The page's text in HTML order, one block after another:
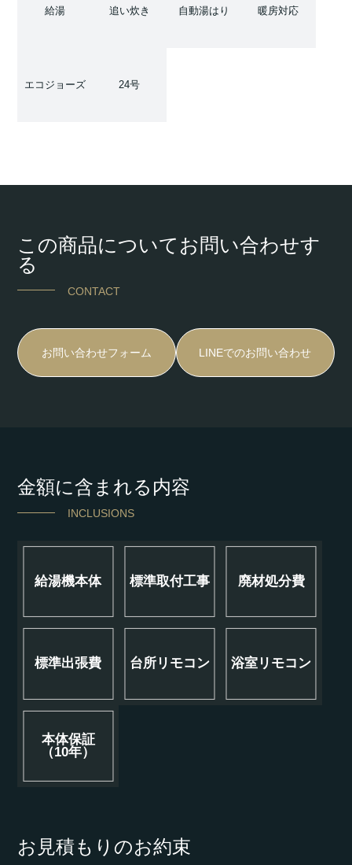
給湯 追い炊き 自動湯はり 暖房対応
エコジョーズ 24号
この商品についてお問い合わせす
る
CONTACT
お問い合わせフォーム LINEでのお問い合わせ
金額に含まれる内容
INCLUSIONS
給湯機本体 標準取付工事 廃材処分費
標準出張費 台所リモコン 浴室リモコン
本体保証
（10年）
お見積もりのお約束